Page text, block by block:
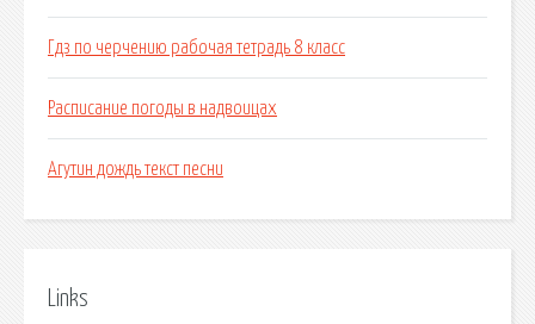
Гдз по черчению рабочая тетрадь 8 класс
Расписание погоды в надвоицах
Агутин дождь текст песни
Links